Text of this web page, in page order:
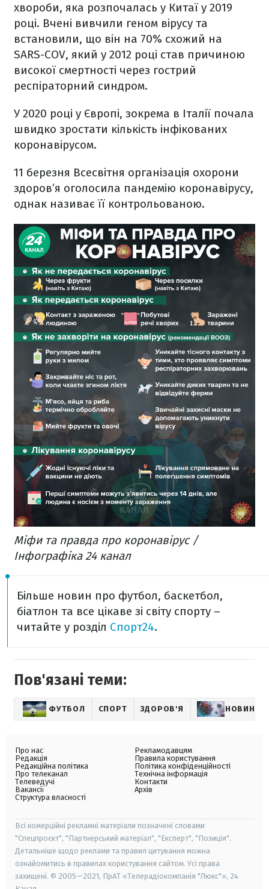
хвороби, яка розпочалась у Китаї у 2019
році. Вчені вивчили геном вірусу та
встановили, що він на 70% схожий на
SARS-COV, який у 2012 році став причиною
високої смертності через гострий
респіраторний синдром.
У 2020 році у Європі, зокрема в Італії почала
швидко зростати кількість інфікованих
коронавірусом.
11 березня Всесвітня організація охорони
здоров’я оголосила пандемію коронавірусу,
однак називає її контрольованою.
Міфи та правда про коронавірус /
Інфографіка 24 канал
Більше новин про футбол, баскетбол,
біатлон та все цікаве зі світу спорту –
читайте у розділ Спорт24.
Пов'язані теми:
ФУТБОЛ СПОРТ ЗДОРОВ'Я НОВИНИ
Про нас
Редакція
Редакційна політика
Про телеканал
Телеведучі
Вакансії
Структура власності
Рекламодавцям
Правила користування
Політика конфіденційності
Технічна інформація
Контакти
Архів
Всі комерційні рекламні матеріали позначені словами
"Спецпроєкт", "Партнерський матеріал", "Експерт", "Позиція".
Детальніше щодо реклами та правил цитування можна
ознайомитись в правилах користування сайтом. Усі права
захищені. © 2005—2021, ПрАТ «Телерадіокомпанія "Люкс"», 24